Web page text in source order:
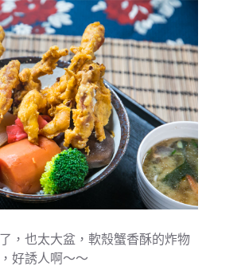
，也太大盆，軟殼蟹香酥的炸物
好誘人啊～～